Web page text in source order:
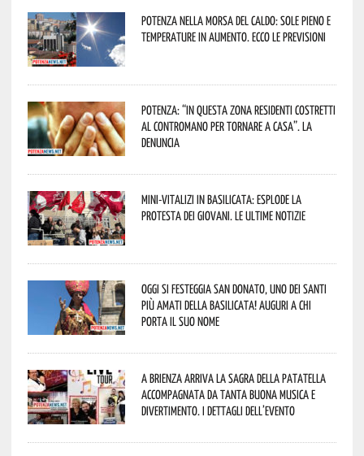
Potenza nella morsa del caldo: sole pieno e
temperature in aumento. Ecco le previsioni
Potenza: “In questa zona residenti costretti
al contromano per tornare a casa”. La
denuncia
Mini-vitalizi in Basilicata: esplode la
protesta dei giovani. Le ultime notizie
Oggi si festeggia San Donato, uno dei Santi
più amati della Basilicata! Auguri a chi
porta il suo nome
A Brienza arriva la Sagra della Patatella
accompagnata da tanta buona musica e
divertimento. I dettagli dell’evento